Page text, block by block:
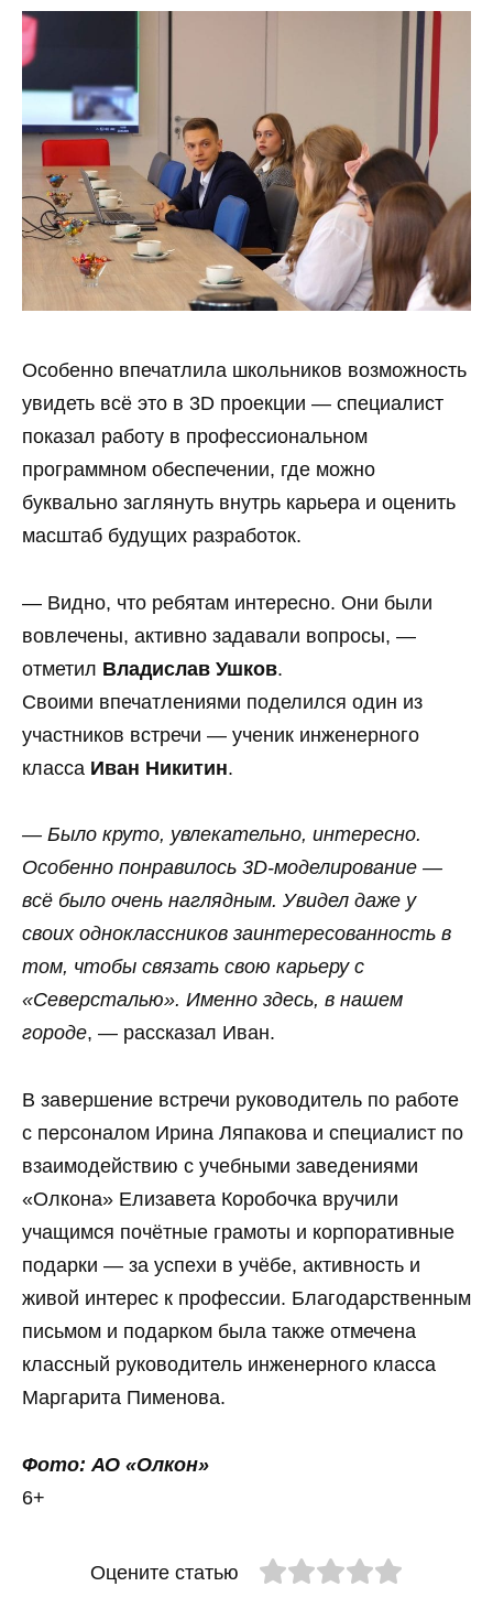
Особенно впечатлила школьников возможность
увидеть всё это в 3D проекции — специалист
показал работу в профессиональном
программном обеспечении, где можно
буквально заглянуть внутрь карьера и оценить
масштаб будущих разработок.
— Видно, что ребятам интересно. Они были
вовлечены, активно задавали вопросы, —
отметил Владислав Ушков.
Своими впечатлениями поделился один из
участников встречи — ученик инженерного
класса Иван Никитин.
— Было круто, увлекательно, интересно.
Особенно понравилось 3D-моделирование —
всё было очень наглядным. Увидел даже у
своих одноклассников заинтересованность в
том, чтобы связать свою карьеру с
«Северсталью». Именно здесь, в нашем
городе, — рассказал Иван.
В завершение встречи руководитель по работе
с персоналом Ирина Ляпакова и специалист по
взаимодействию с учебными заведениями
«Олкона» Елизавета Коробочка вручили
учащимся почётные грамоты и корпоративные
подарки — за успехи в учёбе, активность и
живой интерес к профессии. Благодарственным
письмом и подарком была также отмечена
классный руководитель инженерного класса
Маргарита Пименова.
Фото: АО «Олкон»
6+
Оцените статью